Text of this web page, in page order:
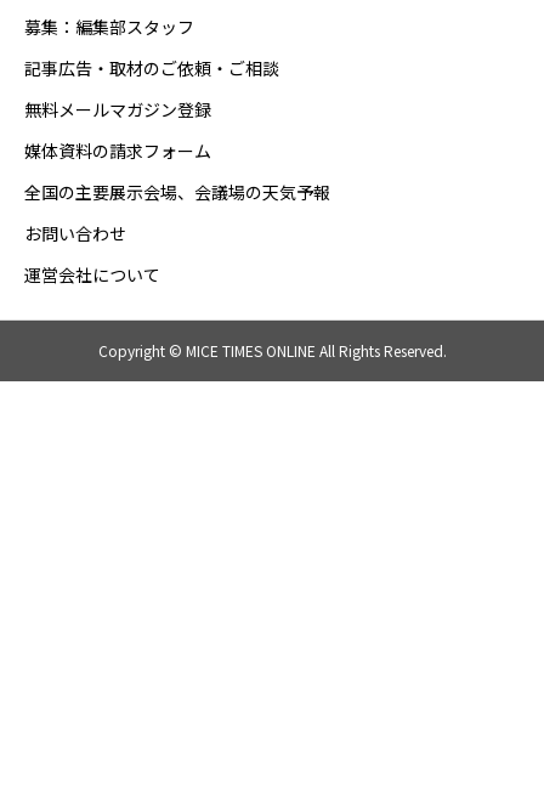
募集：編集部スタッフ
記事広告・取材のご依頼・ご相談
無料メールマガジン登録
媒体資料の請求フォーム
全国の主要展示会場、会議場の天気予報
お問い合わせ
運営会社について
Copyright © MICE TIMES ONLINE All Rights Reserved.